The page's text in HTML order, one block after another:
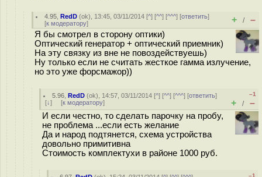
4.95 ,RedD (ok), 13:45, 03/11/2014 [^] [^^] [^^^] [ответить]
[к модератору] + / –
Я бы смотрел в сторону оптики)
Оптический генератор + оптический приемник)
На эту связку из вне не повоздействуешь)
Ну только если не считать жесткое гамма излучение,
но это уже форсмажор))
5.96 ,RedD (ok), 14:57, 03/11/2014 [^] [^^] [^^^] [ответить]
[↓] [к модератору]
–1
+ / –
И если честно, то сделать парочку на пробу,
не проблема ...если есть желание
Да и народ подтянется, схема устройства
довольно примитивна
Стоимость комплектухи в районе 1000 руб.
–1